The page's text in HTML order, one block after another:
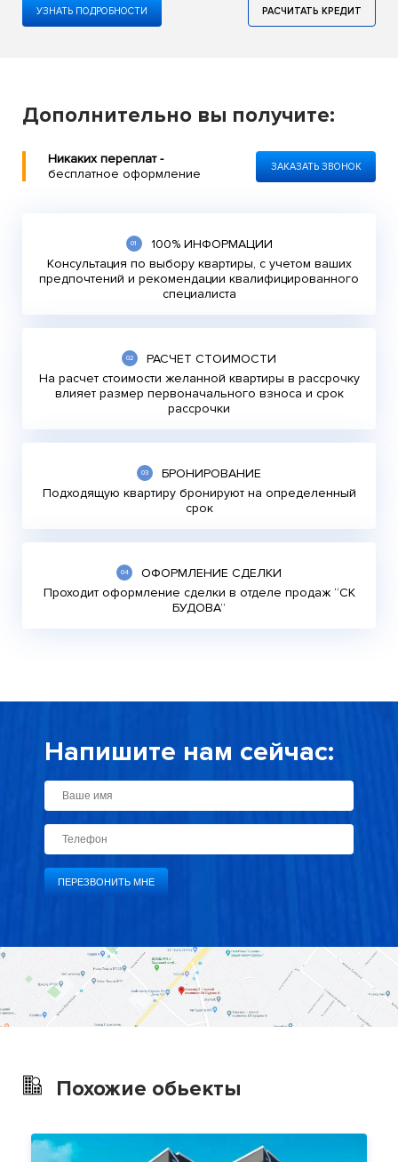
РАСЧИТАТЬ КРЕДИТ
УЗНАТЬ ПОДРОБНОСТИ
Дополнительно вы получите:
Никаких переплат -
бесплатное оформление
ЗАКАЗАТЬ ЗВОНОК
100% ИНФОРМАЦИИ
Консультация по выбору квартиры, с учетом ваших
предпочтений и рекомендации квалифицированного
специалиста
РАСЧЕТ СТОИМОСТИ
На расчет стоимости желанной квартиры в рассрочку
влияет размер первоначального взноса и срок
рассрочки
БРОНИРОВАНИЕ
Подходящую квартиру бронируют на определенный
срок
ОФОРМЛЕНИЕ СДЕЛКИ
Проходит оформление сделки в отделе продаж “СК
БУДОВА”
Напишите нам сейчас:
Похожие обьекты